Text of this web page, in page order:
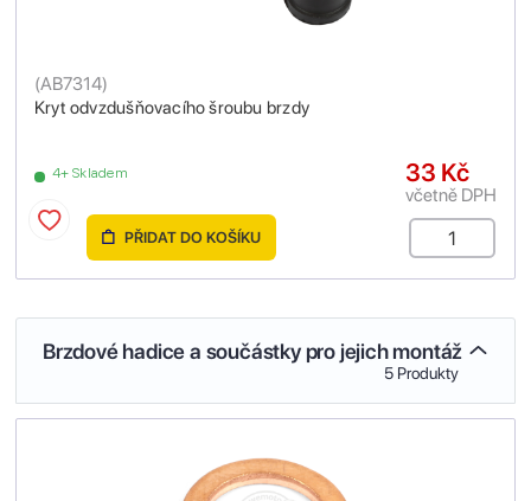
Kryt odvzdušňovacího šroubu brzdy
(AB7314)
4+ Skladem 33 Kč
včetně DPH
PŘIDAT DO KOŠÍKU
Brzdové hadice a součástky pro jejich montáž
5 Produkty